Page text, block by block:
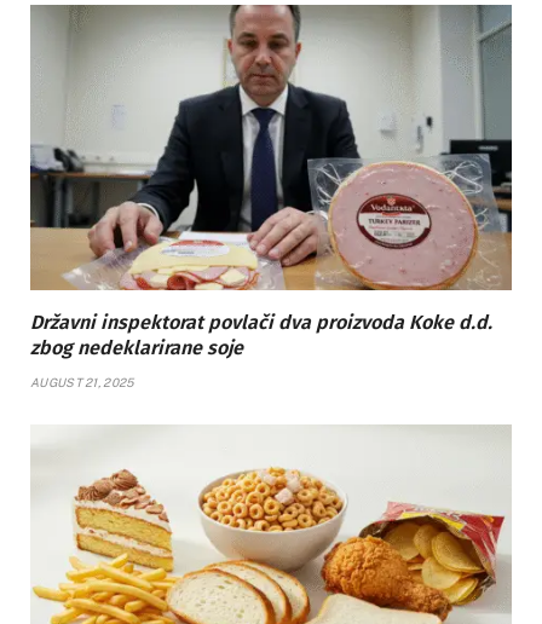
Državni inspektorat povlači dva proizvoda Koke d.d.
zbog nedeklarirane soje
AUGUST 21, 2025